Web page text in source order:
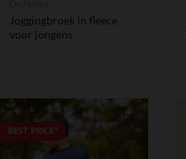
Joggingbroek in fleece
voor jongens
BEST PRICE*